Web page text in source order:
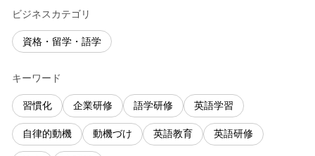
ビジネスカテゴリ
資格・留学・語学
キーワード
習慣化 企業研修 語学研修 英語学習
自律的動機 動機づけ 英語教育 英語研修